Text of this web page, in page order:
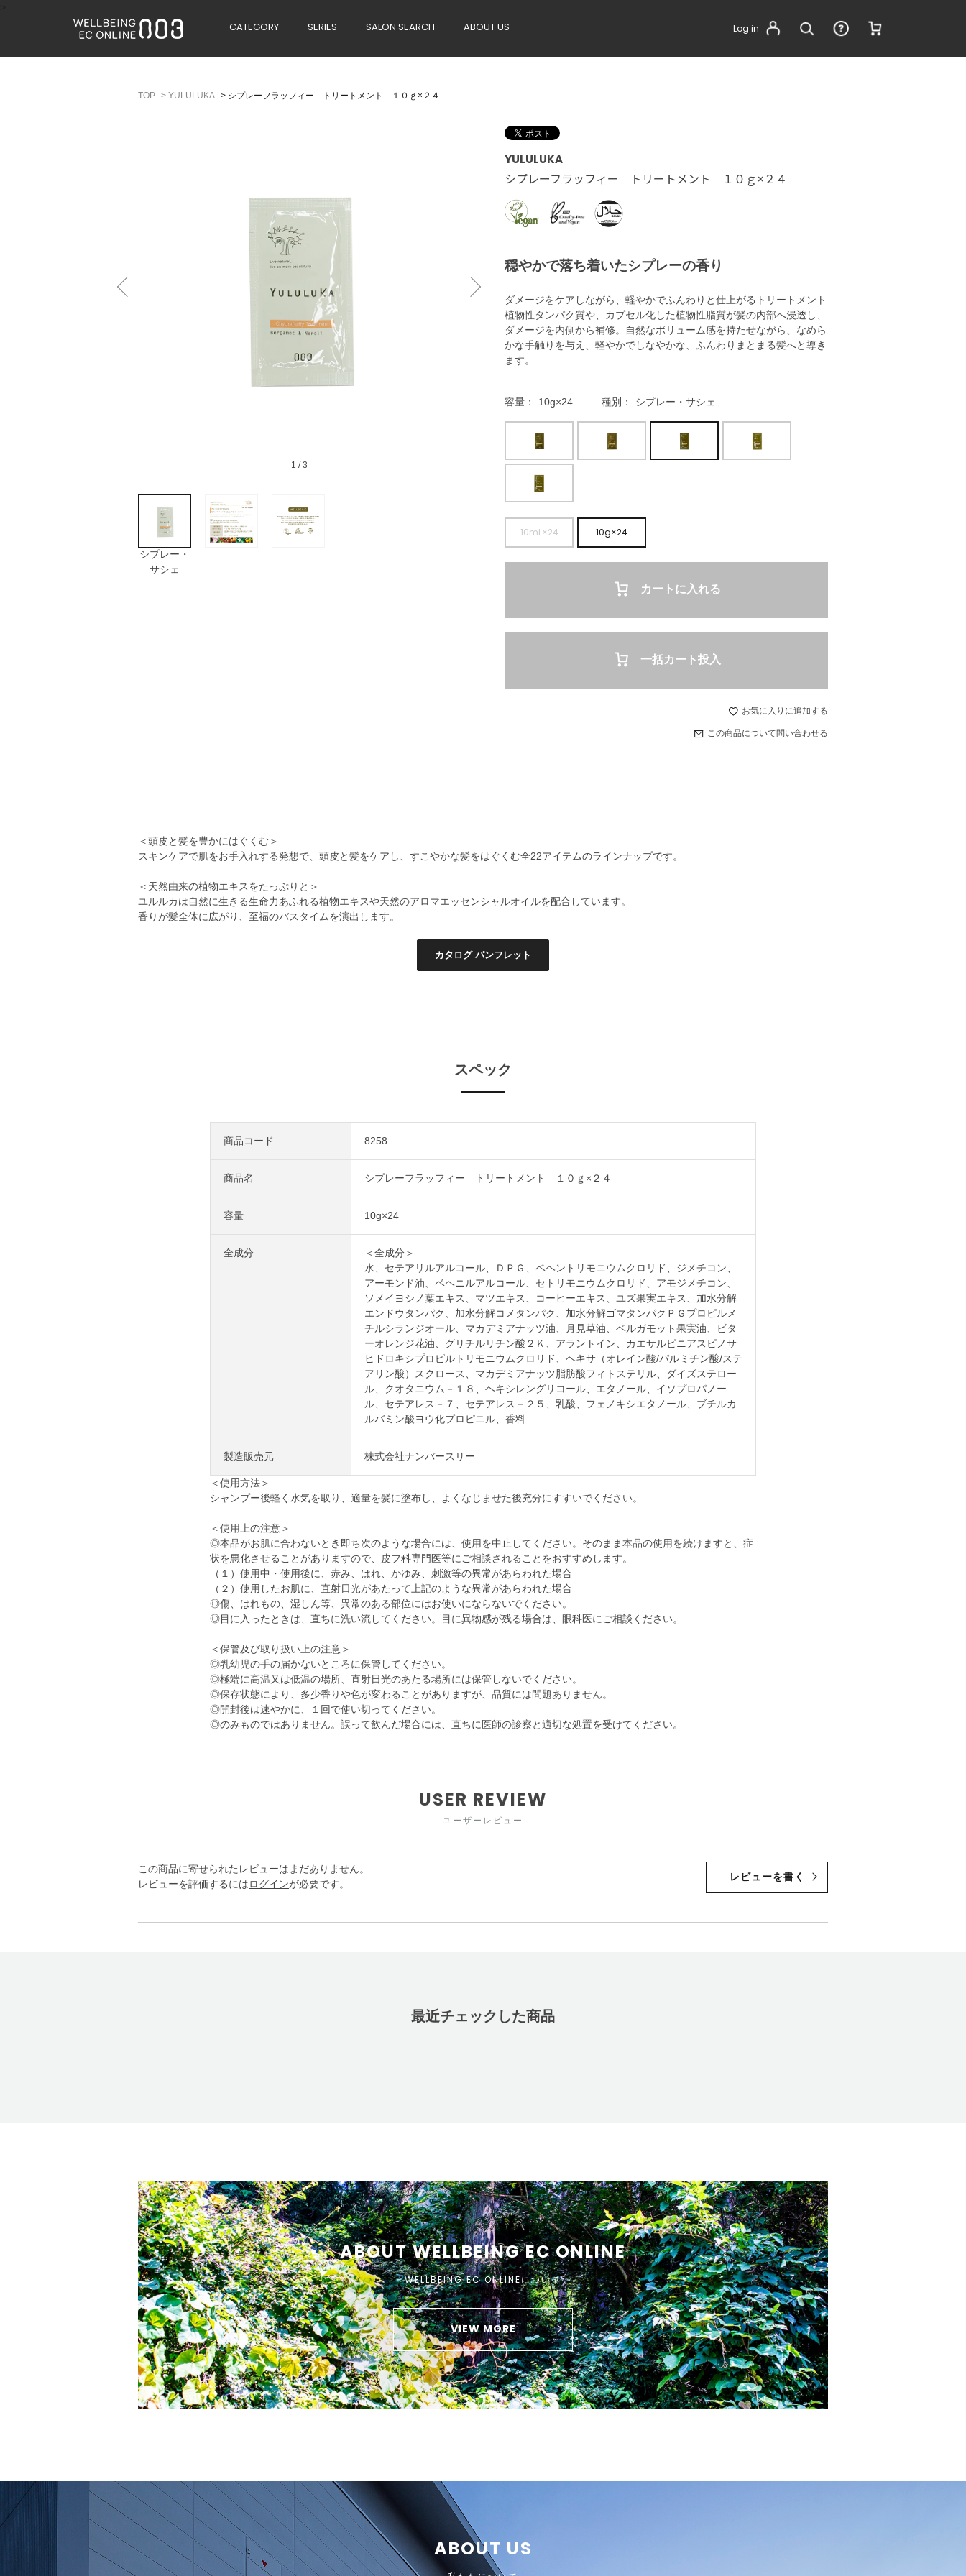
CATEGORY SERIES SALON SEARCH ABOUT US Log in
> YULULUKA > シプレーフラッフィー トリートメント １０ｇ×２４
1 / 3
シプレー・
サシェ
YULULUKA
シプレーフラッフィー トリートメント １０ｇ×２４
穏やかで落ち着いたシプレーの香り
ダメージをケアしながら、軽やかでふんわりと仕上がるトリートメント
植物性タンパク質や、カプセル化した植物性脂質が髪の内部へ浸透し、
ダメージを内側から補修。自然なボリューム感を持たせながら、なめら
かな手触りを与え、軽やかでしなやかな、ふんわりまとまる髪へと導き
ます。
容量 10g×24 種別 シプレー・サシェ
10mL×24 10g×24
カートに入れる
一括カート投入
お気に入りに追加する
この商品について問い合わせる
＜頭皮と髪を豊かにはぐくむ＞
スキンケアで肌をお手入れする発想で、頭皮と髪をケアし、すこやかな髪をはぐくむ全22アイテムのラインナップです。
＜天然由来の植物エキスをたっぷりと＞
ユルルカは自然に生きる生命力あふれる植物エキスや天然のアロマエッセンシャルオイルを配合しています。
香りが髪全体に広がり、至福のバスタイムを演出します。
カタログ パンフレット
スペック
商品コード 8258
商品名 シプレーフラッフィー トリートメント １０ｇ×２４
容量 10g×24
全成分
＜全成分＞
水、セテアリルアルコール、ＤＰＧ、ベヘントリモニウムクロリド、ジメチコン、
アーモンド油、ベヘニルアルコール、セトリモニウムクロリド、アモジメチコン、
ソメイヨシノ葉エキス、マツエキス、コーヒーエキス、ユズ果実エキス、加水分解
エンドウタンパク、加水分解コメタンパク、加水分解ゴマタンパクＰＧプロピルメ
チルシランジオール、マカデミアナッツ油、月見草油、ベルガモット果実油、ビタ
ーオレンジ花油、グリチルリチン酸２Ｋ、アラントイン、カエサルピニアスピノサ
ヒドロキシプロピルトリモニウムクロリド、ヘキサ（オレイン酸/パルミチン酸/ステ
アリン酸）スクロース、マカデミアナッツ脂肪酸フィトステリル、ダイズステロー
ル、クオタニウム－１８、ヘキシレングリコール、エタノール、イソプロパノー
ル、セテアレス－７、セテアレス－２５、乳酸、フェノキシエタノール、ブチルカ
ルバミン酸ヨウ化プロピニル、香料
製造販売元 株式会社ナンバースリー
＜使用方法＞
シャンプー後軽く水気を取り、適量を髪に塗布し、よくなじませた後充分にすすいでください。
＜使用上の注意＞
◎本品がお肌に合わないとき即ち次のような場合には、使用を中止してください。そのまま本品の使用を続けますと、症
状を悪化させることがありますので、皮フ科専門医等にご相談されることをおすすめします。
（１）使用中・使用後に、赤み、はれ、かゆみ、刺激等の異常があらわれた場合
（２）使用したお肌に、直射日光があたって上記のような異常があらわれた場合
◎傷、はれもの、湿しん等、異常のある部位にはお使いにならないでください。
◎目に入ったときは、直ちに洗い流してください。目に異物感が残る場合は、眼科医にご相談ください。
＜保管及び取り扱い上の注意＞
◎乳幼児の手の届かないところに保管してください。
◎極端に高温又は低温の場所、直射日光のあたる場所には保管しないでください。
◎保存状態により、多少香りや色が変わることがありますが、品質には問題ありません。
◎開封後は速やかに、１回で使い切ってください。
◎のみものではありません。誤って飲んだ場合には、直ちに医師の診察と適切な処置を受けてください。
USER REVIEW
ユーザーレビュー
この商品に寄せられたレビューはまだありません。
レビューを評価するにはログインが必要です。 レビューを書く
最近チェックした商品
ABOUT WELLBEING EC ONLINE
WELLBEING EC ONLINEについて
VIEW MORE
ABOUT US